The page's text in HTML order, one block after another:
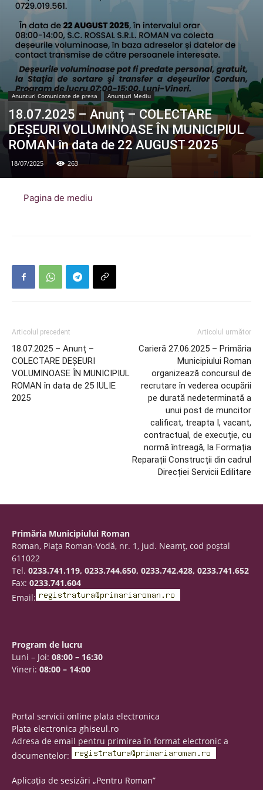
Anunturi Comunicate de presa Anunțuri Mediu
18.07.2025 – Anunț – COLECTARE
DEȘEURI VOLUMINOASE ÎN MUNICIPIUL
ROMAN în data de 22 AUGUST 2025
18/07/2025 263
Pagina de mediu
Articolul precedent
18.07.2025 – Anunț –
COLECTARE DEȘEURI
VOLUMINOASE ÎN MUNICIPIUL
ROMAN în data de 25 IULIE
2025
Articolul următor
Carieră 27.06.2025 – Primăria
Municipiului Roman
organizează concursul de
recrutare în vederea ocupării
pe durată nedeterminată a
unui post de muncitor
calificat, treapta I, vacant,
contractual, de execuție, cu
normă întreagă, la Formația
Reparații Construcții din cadrul
Direcției Servicii Edilitare
Primăria Municipiului Roman
Roman, Piaţa Roman-Vodă, nr. 1, jud. Neamţ, cod poştal
611022
Tel. 0233.741.119, 0233.744.650, 0233.742.428, 0233.741.652
Fax: 0233.741.604
Email:
Program de lucru
Luni – Joi: 08:00 – 16:30
Vineri: 08:00 – 14:00
Portal servicii online plata electronica
Plata electronica ghiseul.ro
Adresa de email pentru primirea în format electronic a
documentelor:
Aplicația de sesizări „Pentru Roman”